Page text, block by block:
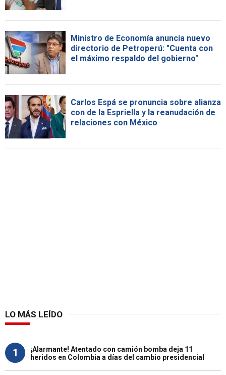
Ministro de Economía anuncia nuevo
directorio de Petroperú: "Cuenta con
el máximo respaldo del gobierno"
Carlos Espá se pronuncia sobre alianza
con de la Espriella y la reanudación de
relaciones con México
LO MÁS LEÍDO
1
¡Alarmante! Atentado con camión bomba deja 11
heridos en Colombia a días del cambio presidencial